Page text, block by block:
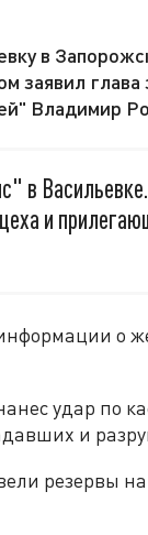
в
заявил глава
Владимир
в
и
о
удар по
и
резервы на